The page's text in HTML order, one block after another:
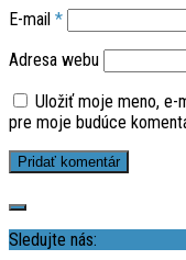
E-mail *
Adresa webu
Uložiť moje meno, e-
pre moje budúce
Sledujte nás: